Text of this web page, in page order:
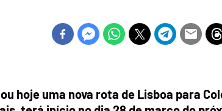
hoje uma nova rota de Lisboa para